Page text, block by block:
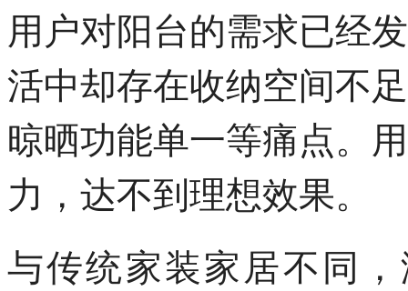
用户对阳台的需求已经
活中却存在收纳空间不
晾晒功能单一等痛点。
力，达不到理想效果。
与传统家装家居不同